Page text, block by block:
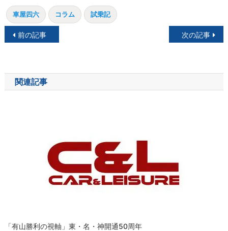
車屋四六 コラム 試乗記
投
ナ
ビ
前の記事 次の記事
関連記事
「有山勝利の視軸」東・名・神開通50周年